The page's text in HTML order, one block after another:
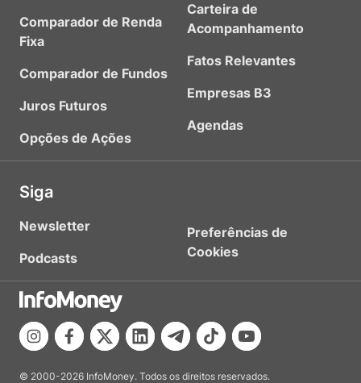
Comparador de Renda
Fixa
Comparador de Fundos
Juros Futuros
Opções de Ações
Carteira de
Acompanhamento
Fatos Relevantes
Empresas B3
Agendas
Siga
Newsletter
Podcasts
Preferências de
Cookies
© 2000-2026 InfoMoney. Todos os direitos reservados.